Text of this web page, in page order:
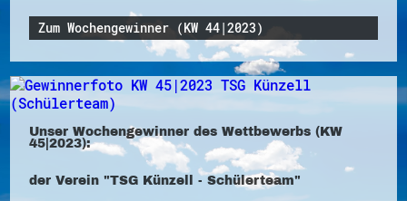
Zum Wochengewinner (KW 44|2023)
Unser Wochengewinner des Wettbewerbs (KW
45|2023):
der Verein "TSG Künzell - Schülerteam"